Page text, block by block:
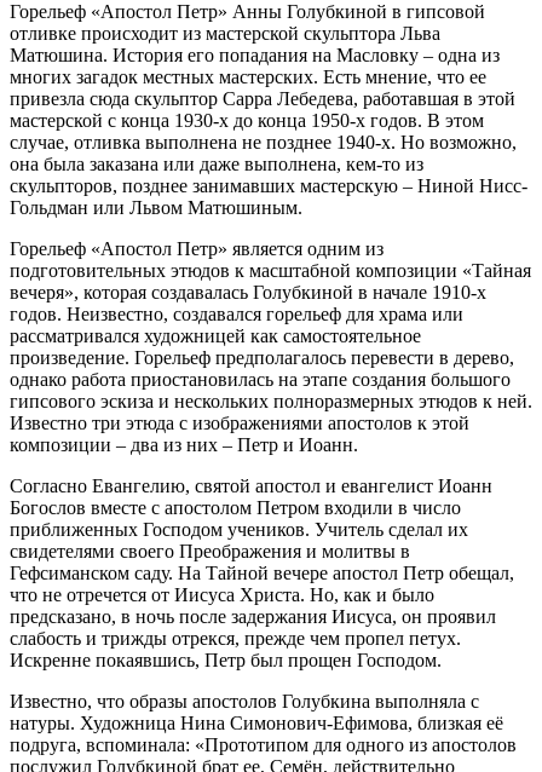
Горельеф «Апостол Петр» Анны Голубкиной в гипсовой
отливке происходит из мастерской скульптора Льва
Матюшина. История его попадания на Масловку – одна из
многих загадок местных мастерских. Есть мнение, что ее
привезла сюда скульптор Сарра Лебедева, работавшая в этой
мастерской с конца 1930-х до конца 1950-х годов. В этом
случае, отливка выполнена не позднее 1940-х. Но возможно,
она была заказана или даже выполнена, кем-то из
скульпторов, позднее занимавших мастерскую – Ниной Нисс-
Гольдман или Львом Матюшиным.
Горельеф «Апостол Петр» является одним из
подготовительных этюдов к масштабной композиции «Тайная
вечеря», которая создавалась Голубкиной в начале 1910-х
годов. Неизвестно, создавался горельеф для храма или
рассматривался художницей как самостоятельное
произведение. Горельеф предполагалось перевести в дерево,
однако работа приостановилась на этапе создания большого
гипсового эскиза и нескольких полноразмерных этюдов к ней.
Известно три этюда с изображениями апостолов к этой
композиции – два из них – Петр и Иоанн.
Согласно Евангелию, святой апостол и евангелист Иоанн
Богослов вместе с апостолом Петром входили в число
приближенных Господом учеников. Учитель сделал их
свидетелями своего Преображения и молитвы в
Гефсиманском саду. На Тайной вечере апостол Петр обещал,
что не отречется от Иисуса Христа. Но, как и было
предсказано, в ночь после задержания Иисуса, он проявил
слабость и трижды отрекся, прежде чем пропел петух.
Искренне покаявшись, Петр был прощен Господом.
Известно, что образы апостолов Голубкина выполняла с
натуры. Художница Нина Симонович-Ефимова, близкая её
подруга, вспоминала: «Прототипом для одного из апостолов
послужил Голубкиной брат ее, Семён, действительно